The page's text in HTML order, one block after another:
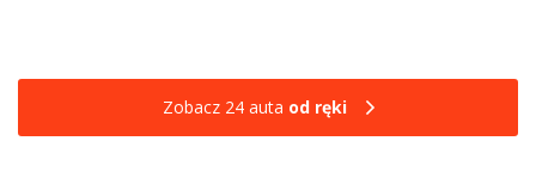
Zobacz 24 auta od ręki